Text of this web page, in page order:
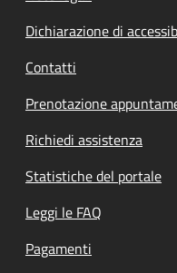
Dichiarazione di
Contatti
Prenotazione
Richiedi assistenza
Statistiche del portale
Leggi le FAQ
Pagamenti